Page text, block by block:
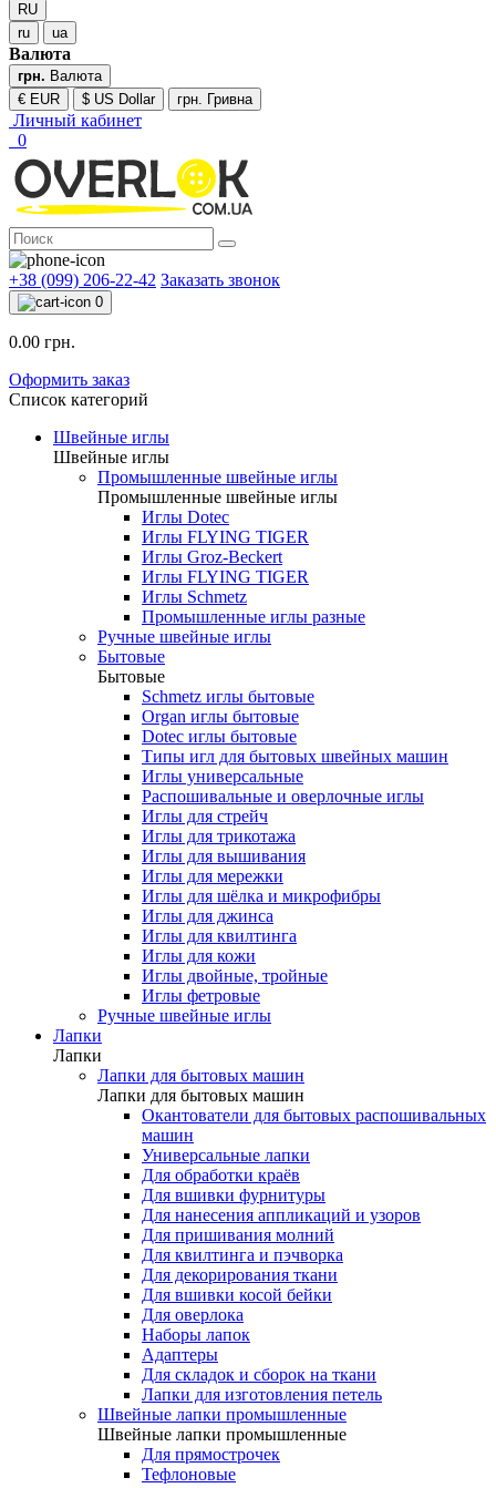
RU
ru
ua
Валюта
грн. Валюта
€ EUR
$ US Dollar грн. Гривна
Личный кабинет
0
+38 (099) 206-22-42 Заказать звонок
0
0.00 грн.
Оформить заказ
Список категорий
Швейные иглы
Швейные иглы
Промышленные швейные иглы
Промышленные швейные иглы
Иглы Dotec
Иглы FLYING TIGER
Иглы Groz-Beckert
Иглы FLYING TIGER
Иглы Schmetz
Промышленные иглы разные
Ручные швейные иглы
Бытовые
Бытовые
Schmetz иглы бытовые
Organ иглы бытовые
Dotec иглы бытовые
Типы игл для бытовых швейных машин
Иглы универсальные
Распошивальные и оверлочные иглы
Иглы для стрейч
Иглы для трикотажа
Иглы для вышивания
Иглы для мережки
Иглы для шёлка и микрофибры
Иглы для джинса
Иглы для квилтинга
Иглы для кожи
Иглы двойные, тройные
Иглы фетровые
Ручные швейные иглы
Лапки
Лапки
Лапки для бытовых машин
Лапки для бытовых машин
Окантователи для бытовых распошивальных
машин
Универсальные лапки
Для обработки краёв
Для вшивки фурнитуры
Для нанесения аппликаций и узоров
Для пришивания молний
Для квилтинга и пэчворка
Для декорирования ткани
Для вшивки косой бейки
Для оверлока
Наборы лапок
Адаптеры
Для складок и сборок на ткани
Лапки для изготовления петель
Швейные лапки промышленные
Швейные лапки промышленные
Для прямострочек
Тефлоновые